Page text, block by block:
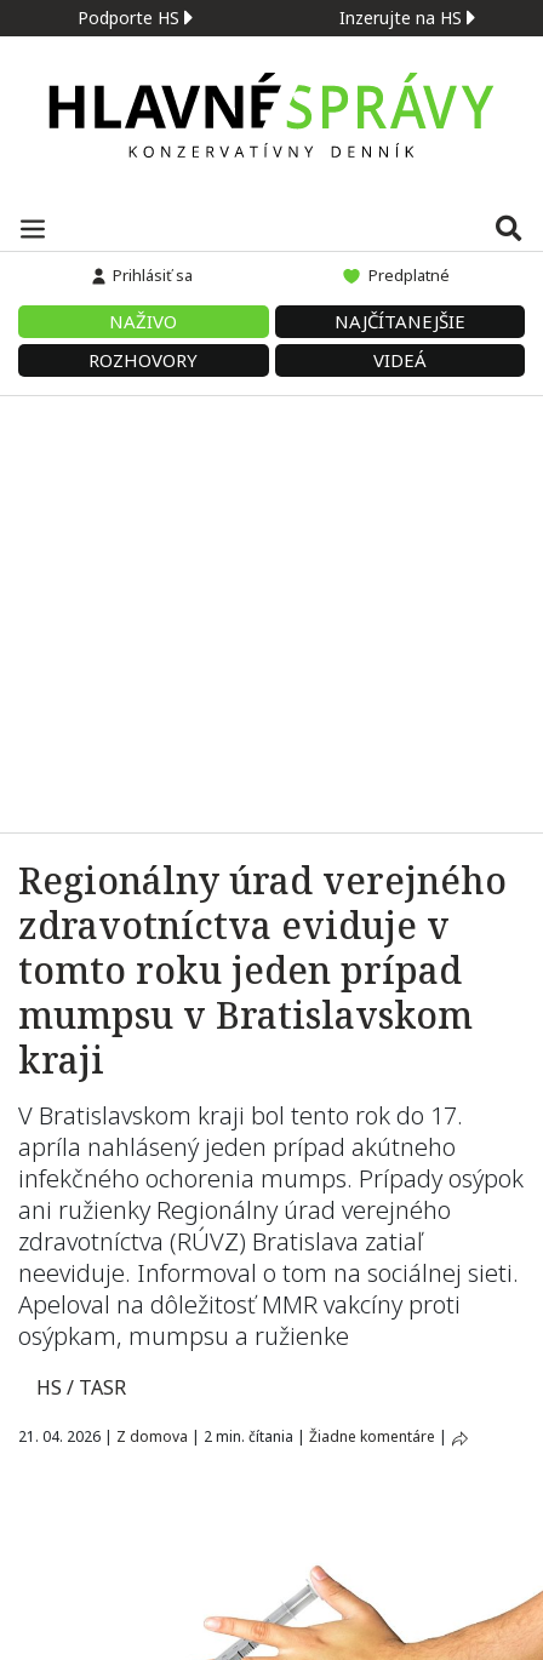
Podporte HS Inzerujte na HS
Prihlásiť sa Predplatné
NAŽIVO
NAJČÍTANEJŠIE
ROZHOVORY
VIDEÁ
Regionálny úrad verejného
zdravotníctva eviduje v
tomto roku jeden prípad
mumpsu v Bratislavskom
kraji
V Bratislavskom kraji bol tento rok do 17.
apríla nahlásený jeden prípad akútneho
infekčného ochorenia mumps. Prípady osýpok
ani ružienky Regionálny úrad verejného
zdravotníctva (RÚVZ) Bratislava zatiaľ
neeviduje. Informoval o tom na sociálnej sieti.
Apeloval na dôležitosť MMR vakcíny proti
osýpkam, mumpsu a ružienke
HS / TASR
21. 04. 2026 | Z domova | 2 min. čítania | Žiadne komentáre |